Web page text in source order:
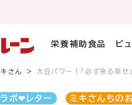
栄養補助食品 ビ
さん 大豆パワー！「必ず来る幸せ
ラボ❤︎レター ミキさんちの